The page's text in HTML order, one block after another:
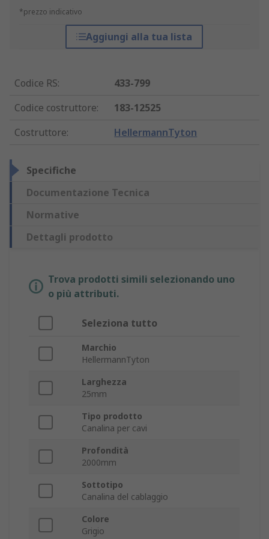
*prezzo indicativo
Aggiungi alla tua lista
Codice RS:
433-799
Codice costruttore:
183-12525
Costruttore: HellermannTyton
Specifiche
Documentazione Tecnica
Normative
Dettagli prodotto
Trova prodotti simili selezionando uno
o più attributi.
Seleziona tutto
Marchio
HellermannTyton
Larghezza
25mm
Tipo prodotto
Canalina per cavi
Profondità
2000mm
Sottotipo
Canalina del cablaggio
Colore
Grigio